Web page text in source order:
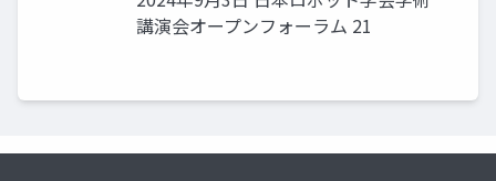
講演会オープンフォーラム 21